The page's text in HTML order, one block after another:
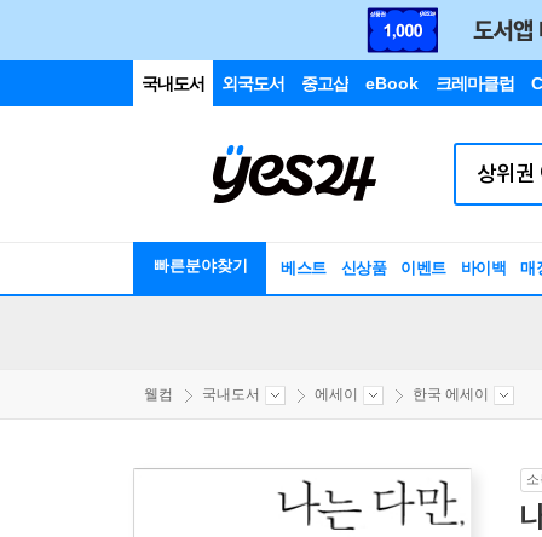
국내도서 외국도서 중고샵 eBook 크레마클럽
빠른분야찾기 베스트 신상품 이벤트 바이백 매
웰컴 국내도서 에세이 한국 에세이